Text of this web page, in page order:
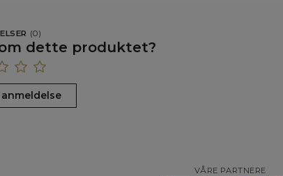
(0)
dette produktet?
VÅRE PARTNERE